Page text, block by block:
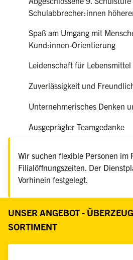
Schulabbrecher:innen
Spaß am Umgang mit
Kund:innen-Orientierung
Leidenschaft für Lebensmittel
Zuverlässigkeit und
Unternehmerisches Denken
Ausgeprägter Teamgedanke
Wir suchen flexible Personen im
Filialöffnungszeiten. Der
Vorhinein festgelegt.
UNSER ANGEBOT -
SORTIMENT